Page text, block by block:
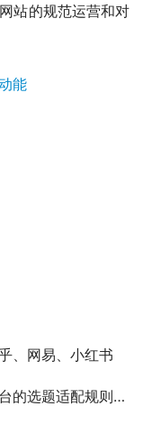
站的规范运营和对
能
、网易、小红书
适配规则与流量杠杆